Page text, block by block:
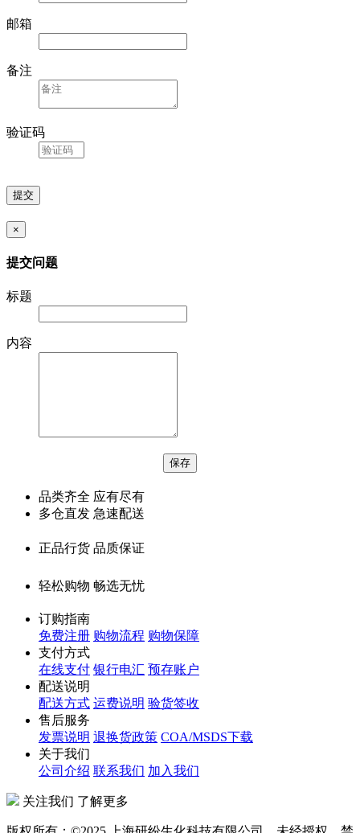
邮箱
备注
验证码
×
提交问题
标题
内容
品类齐全 应有尽有
多仓直发 急速配送
正品行货 品质保证
轻松购物 畅选无忧
订购指南
免费注册 购物流程 购物保障
支付方式
在线支付 银行电汇 预存账户
配送说明
配送方式 运费说明 验货签收
售后服务
发票说明 退换货政策 COA/MSDS下载
关于我们
公司介绍 联系我们 加入我们
关注我们 了解更多